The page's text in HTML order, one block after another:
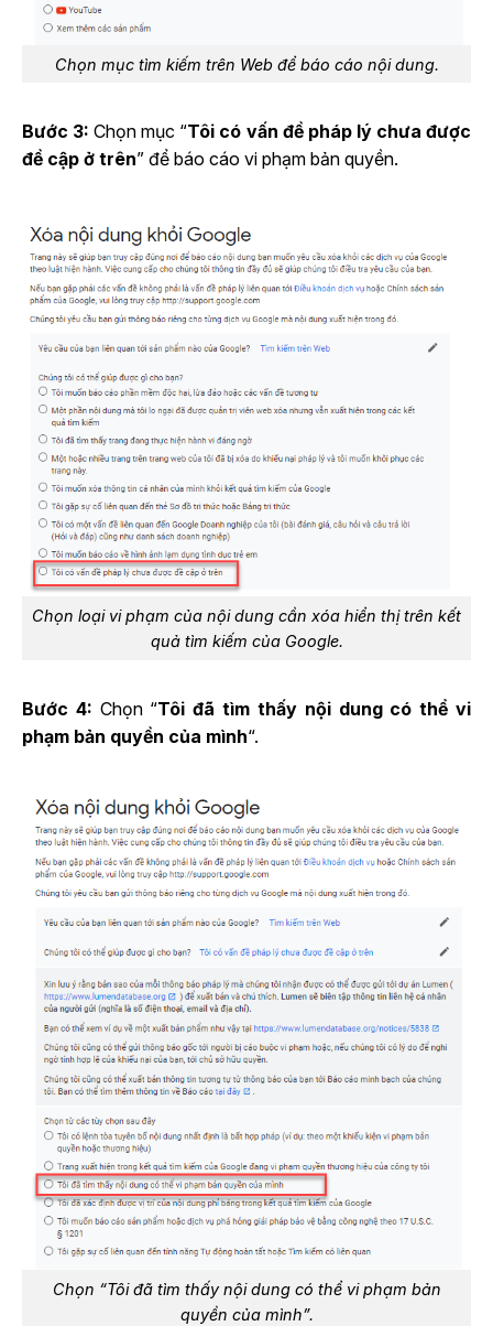
Chọn mục tìm kiếm trên Web để báo cáo nội dung.
Bước 3: Chọn mục “Tôi có vấn đề pháp lý chưa được
đề cập ở trên” để báo cáo vi phạm bản quyền.
Chọn loại vi phạm của nội dung cần xóa hiển thị trên kết
quả tìm kiếm của Google.
Bước 4: Chọn “Tôi đã tìm thấy nội dung có thể vi
phạm bản quyền của mình“.
Chọn “Tôi đã tìm thấy nội dung có thể vi phạm bản
quyền của mình”.